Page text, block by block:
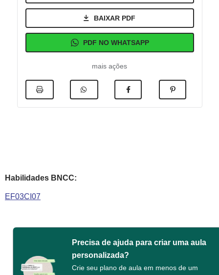
BAIXAR PDF
PDF NO WHATSAPP
mais ações
Habilidades BNCC:
EF03CI07
Precisa de ajuda para criar uma aula
personalizada?
Crie seu plano de aula em menos de um